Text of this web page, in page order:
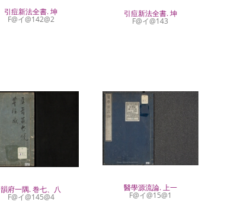
引痘新法全書. 坤
F@イ@142@2
引痘新法全書. 坤
F@イ@143
韻府一隅. 巻七、八
F@イ@145@4
醫學源流論. 上一
F@イ@15@1